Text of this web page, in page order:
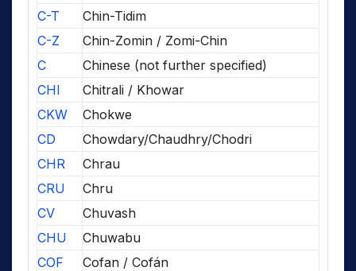
C-T
Chin-Tidim
C-Z
Chin-Zomin / Zomi-Chin
C
Chinese (not further specified)
CHI
Chitrali / Khowar
CKW
Chokwe
CD
Chowdary/Chaudhry/Chodri
CHR
Chrau
CRU
Chru
CV
Chuvash
CHU
Chuwabu
COF
Cofan / Cofán